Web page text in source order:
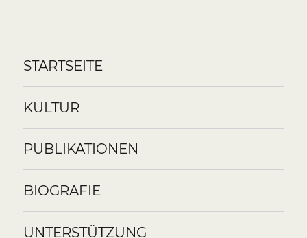
STARTSEITE
KULTUR
PUBLIKATIONEN
BIOGRAFIE
UNTERSTÜTZUNG